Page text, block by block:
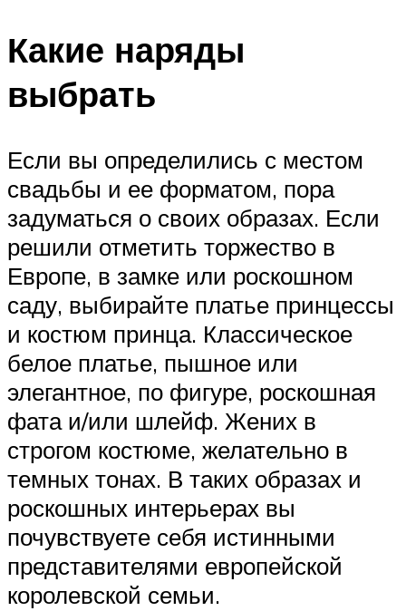
Какие наряды
выбрать
Если вы определились с местом
свадьбы и ее форматом, пора
задуматься о своих образах. Если
решили отметить торжество в
Европе, в замке или роскошном
саду, выбирайте платье принцессы
и костюм принца. Классическое
белое платье, пышное или
элегантное, по фигуре, роскошная
фата и/или шлейф. Жених в
строгом костюме, желательно в
темных тонах. В таких образах и
роскошных интерьерах вы
почувствуете себя истинными
представителями европейской
королевской семьи.